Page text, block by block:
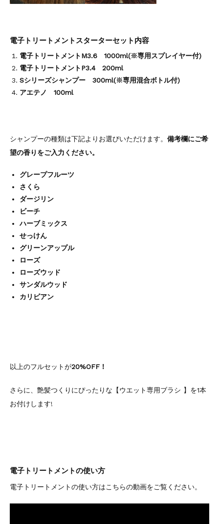
電子トリートメントスターターセット内容
電子トリートメントM3.6 1000ml(※専用スプレイヤー付)
電子トリートメントP3.4 200ml
Sシリーズシャンプー 300ml(※専用混合ボトル付)
アエテノ 100ml
シャンプーの種類は下記よりお選びいただけます。 備考欄にご希
望の香りをご入力ください。
グレープフルーツ
さくら
ダージリン
ビーチ
ハーブミックス
せっけん
グリーンアップル
ローズ
ローズウッド
サンダルウッド
カリビアン
以上のフルセットが20%OFF！
さらに、艶髪つくりにぴったりな【ウエット専用ブラシ 】を1本
お付けします!
電子トリートメントの使い方
電子トリートメントの使い方はこちらの動画をご覧ください。